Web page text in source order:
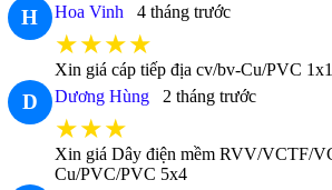
H Hoa Vinh 4 tháng trước
★★★★
Xin giá cáp tiếp địa cv/bv-Cu/PVC
D Dương Hùng 2 tháng trước
★★★
Xin giá Dây điện mềm RVV/VCTF/
Cu/PVC/PVC 5x4